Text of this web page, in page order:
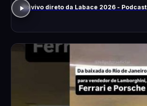
Ao vivo direto da Labace 2026 - Podcast